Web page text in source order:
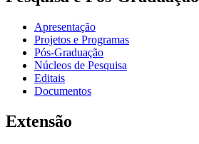
Apresentação
Projetos e Programas
Pós-Graduação
Núcleos de Pesquisa
Editais
Documentos
Extensão